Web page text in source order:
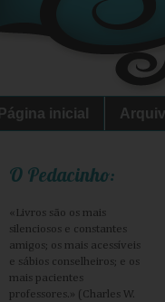
Página inicial
O Pedacinho:
«Livros são os mais
silenciosos e constantes
amigos; os mais acessíveis
e sábios conselheiros; e os
mais pacientes
professores.» (Charles W.